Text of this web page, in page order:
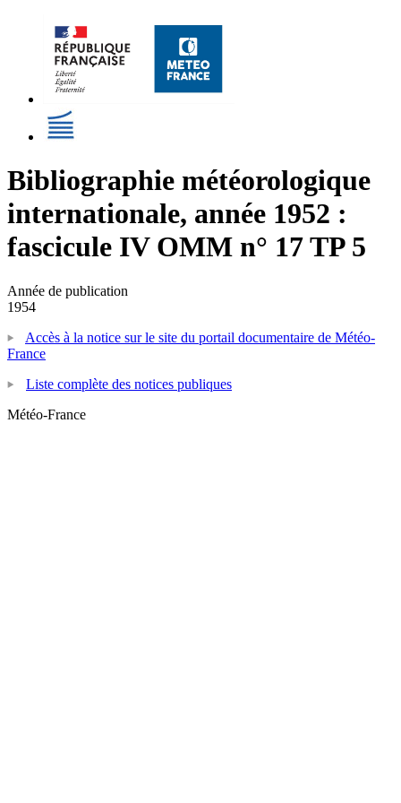
Bibliographie météorologique
internationale, année 1952 :
fascicule IV OMM n° 17 TP 5
Année de publication
1954
Accès à la notice sur le site du portail documentaire de Météo-
France
Liste complète des notices publiques
Météo-France